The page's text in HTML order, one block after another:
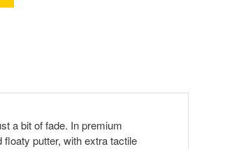
a bit of fade. In premium
putter, with extra tactile